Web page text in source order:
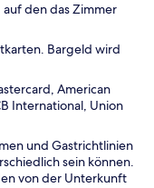
den das Zimmer
Bargeld wird
American
International, Union
und Gastrichtlinien
sein können.
von der Unterkunft